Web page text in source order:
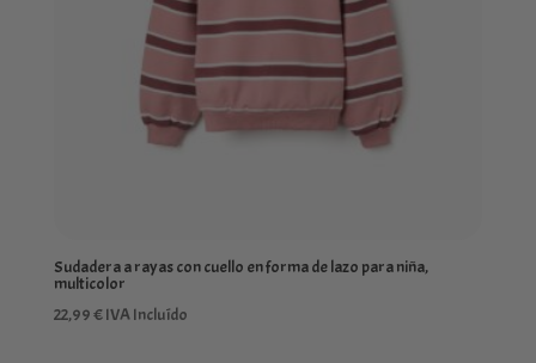
Sudadera a rayas con cuello en forma de lazo para niña,
multicolor
22,99€IVA Incluído